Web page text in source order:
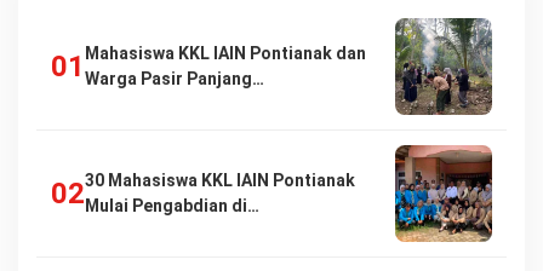
Mahasiswa KKL IAIN Pontianak dan
Warga Pasir Panjang…
30 Mahasiswa KKL IAIN Pontianak
Mulai Pengabdian di…